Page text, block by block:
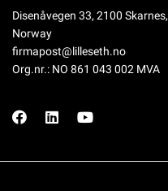
Disenåvegen 33, 2100 Skarnes,
Norway
firmapost@lilleseth.no
Org.nr.: NO 861 043 002 MVA